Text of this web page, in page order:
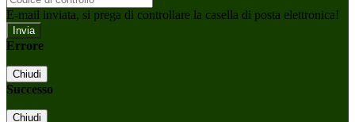
E-mail inviata, si prega di controllare la casella di posta elettronica!
Errore
Chiudi
Successo
Chiudi